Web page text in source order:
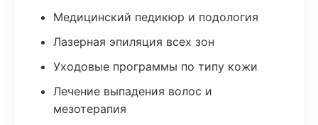
Медицинский педикюр и подология
Лазерная эпиляция всех зон
Уходовые программы по типу кожи
Лечение выпадения волос и
мезотерапия